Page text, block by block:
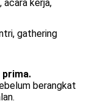
acara kerja,
gathering
prima.
berangkat